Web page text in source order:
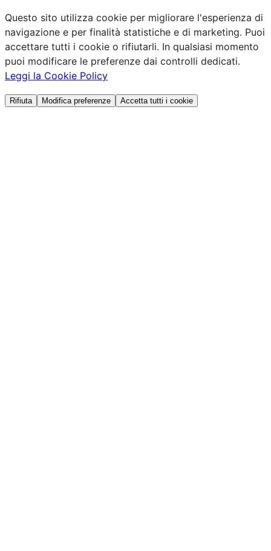
Questo sito utilizza cookie per migliorare l'esperienza di
navigazione e per finalità statistiche e di marketing. Puoi
accettare tutti i cookie o rifiutarli. In qualsiasi momento
puoi modificare le preferenze dai controlli dedicati.
Leggi la Cookie Policy
Rifiuta Modifica preferenze Accetta tutti i cookie